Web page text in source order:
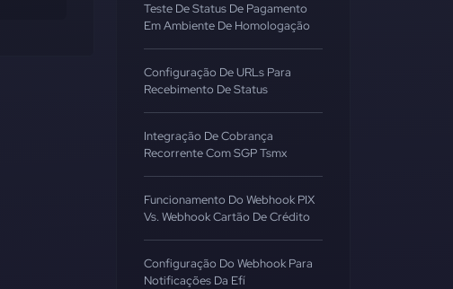
Teste De Status De Pagamento
Em Ambiente De Homologação
Configuração De URLs Para
Recebimento De Status
Integração De Cobrança
Recorrente Com SGP Tsmx
Funcionamento Do Webhook PIX
Vs. Webhook Cartão De Crédito
Configuração Do Webhook Para
Notificações Da Efí